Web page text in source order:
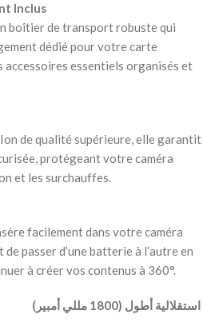
Inclus
boîtier de transport robuste qui
dédié pour votre carte
accessoires essentiels organisés et
de qualité supérieure, elle garantit
protégeant votre caméra
et les surchauffes.
facilement dans votre caméra
passer d’une batterie à l’autre en
à créer vos contenus à 360°.
‫ استقلالية أطول (1800 مللي أمبير)